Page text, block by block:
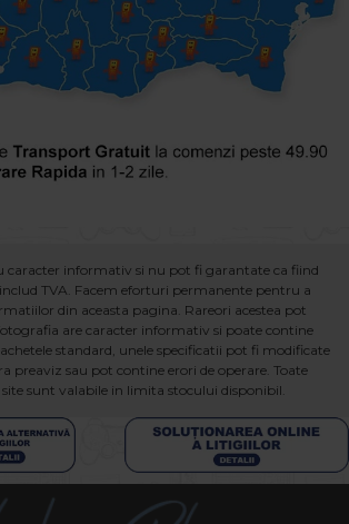
caracter informativ si nu pot fi garantate ca fiind
TVA. Facem eforturi permanente pentru a
din aceasta pagina. Rareori acestea pot
are caracter informativ si poate contine
standard, unele specificatii pot fi modificate
preaviz sau pot contine erori de operare. Toate
sunt valabile in limita stocului disponibil.